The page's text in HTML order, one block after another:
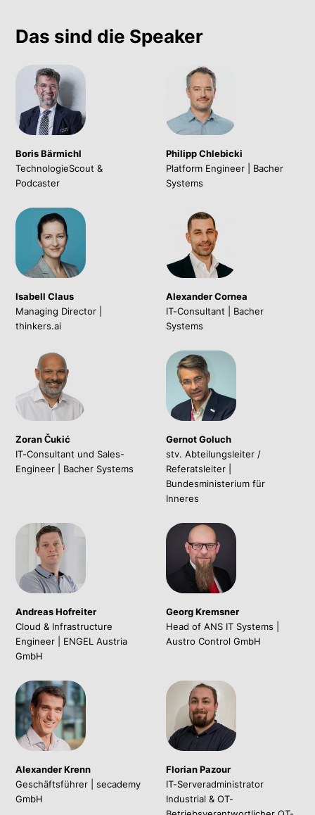
Das sind die Speaker
Boris Bärmichl
TechnologieScout &
Podcaster
Philipp Chlebicki
Platform Engineer | Bacher
Systems
Isabell Claus
Managing Director |
thinkers.ai
Alexander Cornea
IT-Consultant | Bacher
Systems
Zoran Čukić
IT-Consultant und Sales-
Engineer | Bacher Systems
Gernot Goluch
stv. Abteilungsleiter /
Referatsleiter |
Bundesministerium für
Inneres
Andreas Hofreiter
Cloud & Infrastructure
Engineer | ENGEL Austria
GmbH
Georg Kremsner
Head of ANS IT Systems |
Austro Control GmbH
Alexander Krenn
Geschäftsführer | secademy
GmbH
Florian Pazour
IT-Serveradministrator
Industrial & OT-